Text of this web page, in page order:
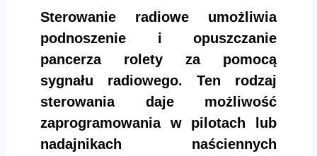
Sterowanie radiowe umożliwia
podnoszenie i opuszczanie
pancerza rolety za pomocą
sygnału radiowego. Ten rodzaj
sterowania daje możliwość
zaprogramowania w pilotach lub
nadajnikach naściennych